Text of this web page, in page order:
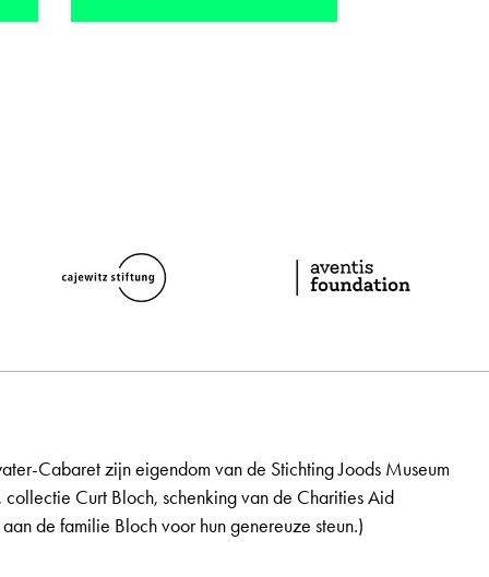
Cabaret zijn eigendom van de Stichting Joods Museum
Curt Bloch, schenking van de Charities Aid
de familie Bloch voor hun genereuze steun.)